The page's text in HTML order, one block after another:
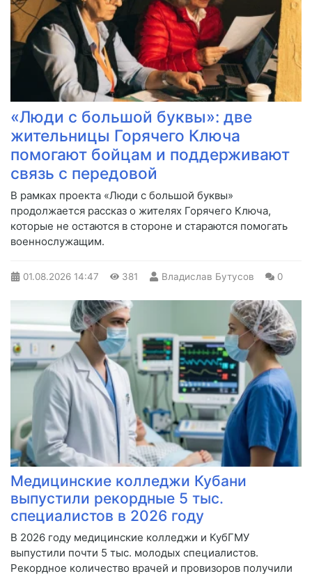
«Люди с большой буквы»: две
жительницы Горячего Ключа
помогают бойцам и поддерживают
связь с передовой
В рамках проекта «Люди с большой буквы»
продолжается рассказ о жителях Горячего Ключа,
которые не остаются в стороне и стараются помогать
военнослужащим.
01.08.2026 14:47 381 Владислав Бутусов 0
Медицинские колледжи Кубани
выпустили рекордные 5 тыс.
специалистов в 2026 году
В 2026 году медицинские колледжи и КубГМУ
выпустили почти 5 тыс. молодых специалистов.
Рекордное количество врачей и провизоров получили